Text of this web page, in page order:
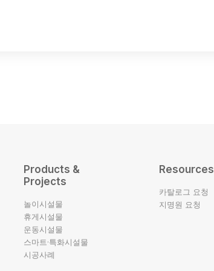
Products &
Projects
놀이시설물
휴게시설물
운동시설물
스마트·특화시설물
시공사례
Resources
카탈로그 요청
지명원 요청